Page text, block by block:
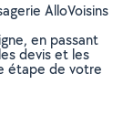
AlloVoisins
en passant
devis et les
étape de votre